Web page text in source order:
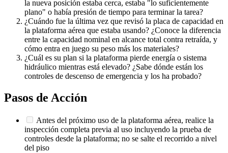
la nueva posición estaba cerca, estaba "lo suficientemente
plano" o había presión de tiempo para terminar la tarea?
¿Cuándo fue la última vez que revisó la placa de capacidad en
la plataforma aérea que estaba usando? ¿Conoce la diferencia
entre la capacidad nominal en alcance total contra retraída, y
cómo entra en juego su peso más los materiales?
¿Cuál es su plan si la plataforma pierde energía o sistema
hidráulico mientras está elevado? ¿Sabe dónde están los
controles de descenso de emergencia y los ha probado?
Pasos de Acción
Antes del próximo uso de la plataforma aérea, realice la
inspección completa previa al uso incluyendo la prueba de
controles desde la plataforma; no se salte el recorrido a nivel
del piso